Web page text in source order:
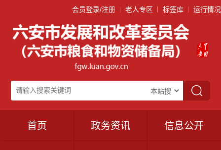
会员登录/注册 老人专区 标签库 运行情况
首页 政务资讯 信息公开